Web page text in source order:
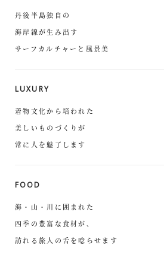
丹後半島独自の
海岸線が生み出す
サーフカルチャーと風景美
LUXURY
着物文化から培われた
美しいものづくりが
常に人を魅了します
FOOD
海・山・川に囲まれた
四季の豊富な食材が、
訪れる旅人の舌を唸らせます